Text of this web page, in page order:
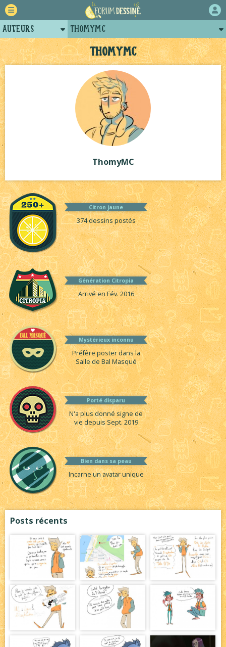
ThomyMC
ThomyMC
Citron jaune
374 dessins postés
Génération Citropia
Arrivé en Fév. 2016
Mystérieux inconnu
Préfère poster dans la
Salle de Bal Masqué
Porté disparu
N'a plus donné signe de
vie depuis Sept. 2019
Bien dans sa peau
Incarne un avatar unique
Posts récents
Auteurs
Retour
Forum
Projets
Tutoriels
ThomyMC
Posts de thomymc
Arènes de thomymc
Projets collectifs de thomymc